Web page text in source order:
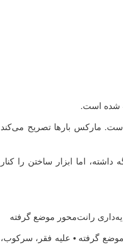
شده است.
مارکس بارها تصریح می‌کند
اما ابزار ساختن را کنار
رانت‌محور موضع گرفته
گرفته • علیه فقر، سرکوب،